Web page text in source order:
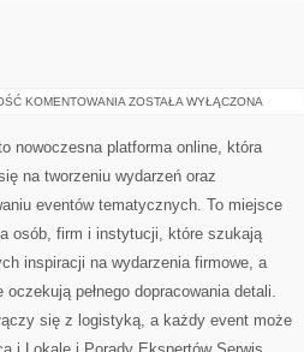
KOMENTOWANIA ZIELONE
ZOSTAŁA WYŁĄCZONA
nowoczesna platforma online, która
na tworzeniu wydarzeń oraz
eventów tematycznych. To miejsce
osób, firm i instytucji, które szukają
inspiracji na wydarzenia firmowe, a
oczekują pełnego dopracowania detali.
się z logistyką, a każdy event może